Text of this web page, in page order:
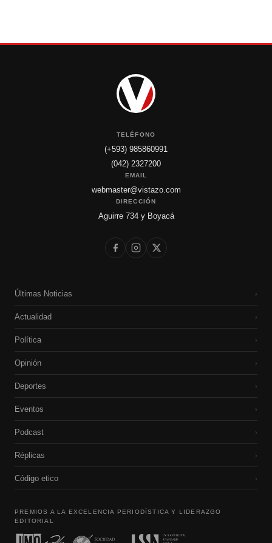
TELÉFONO
(+593) 985860991
(042) 2327200
EMAIL
webmaster@vistazo.com
DIRECCIÓN
Aguirre 734 y Boyacá
Últimas Noticias ›
Actualidad ›
Política ›
Opinión ›
Deportes ›
Eventos ›
Podcast ›
Réplicas ›
Código etico ›
PREMIOS A LA EXCELENCIA PERIODÍSTICA Y LIDERAZGO
EDITORIAL